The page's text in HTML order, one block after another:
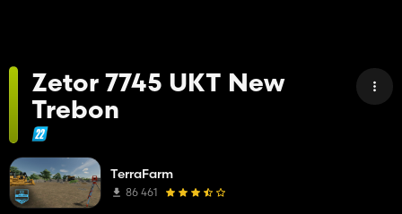
Zetor 7745 UKT New
Trebon
TerraFarm
86 461